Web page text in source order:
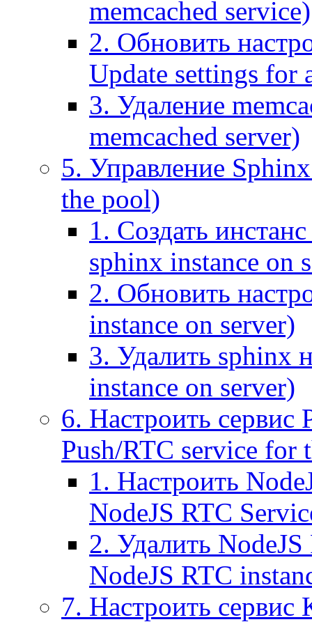
memcached service)
2. Обновить
Update settings for
3. Удаление
memcached server)
5. Управление
the pool)
1. Создать
sphinx instance on
2. Обновить
instance on server)
3. Удалить sphinx
instance on server)
6. Настроить
Push/RTC service for
1. Настроить
NodeJS RTC
2. Удалить
NodeJS RTC
7. Настроить